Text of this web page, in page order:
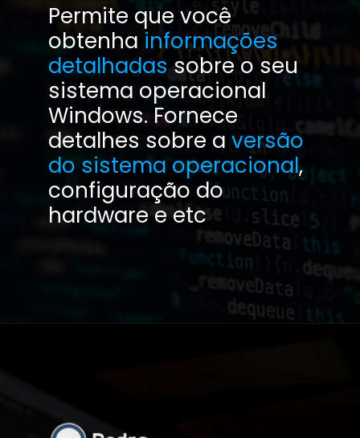
Permite que você
obtenha informações
detalhadas sobre o seu
sistema operacional
Windows. Fornece
detalhes sobre a versão
do sistema operacional,
configuração do
hardware e etc